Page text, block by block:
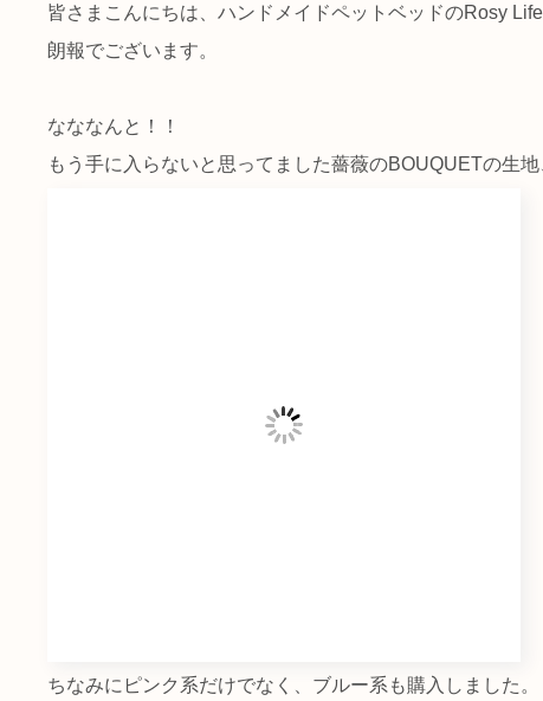
皆さまこんにちは、ハンドメイドペットベッドのRosy Life
朗報でございます。
なななんと！！
もう手に入らないと思ってました薔薇のBOUQUETの生
ちなみにピンク系だけでなく、ブルー系も購入しました。